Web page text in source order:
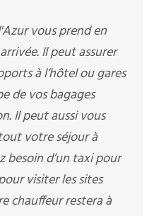
vous prend en
Il peut assurer
à l’hôtel ou gares
de vos bagages
Il peut aussi vous
votre séjour à
besoin d’un taxi pour
visiter les sites
chauffeur restera à